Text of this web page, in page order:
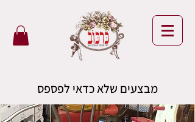
מבצעים שלא כדאי לפספס